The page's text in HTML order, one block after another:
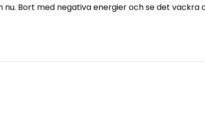
nu. Bort med negativa energier och se det vackra